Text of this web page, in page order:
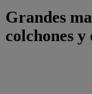
Grandes
colchones